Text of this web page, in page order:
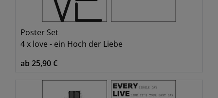
Poster Set
4 x love - ein Hoch der Liebe
ab 25,90 €